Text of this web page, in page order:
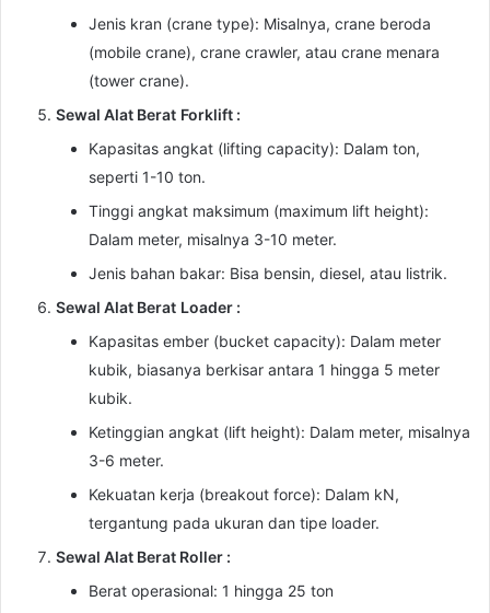
Jenis kran (crane type): Misalnya, crane beroda
(mobile crane), crane crawler, atau crane menara
(tower crane).
Sewal Alat Berat Forklift :
Kapasitas angkat (lifting capacity): Dalam ton,
seperti 1-10 ton.
Tinggi angkat maksimum (maximum lift height):
Dalam meter, misalnya 3-10 meter.
Jenis bahan bakar: Bisa bensin, diesel, atau listrik.
Sewal Alat Berat Loader :
Kapasitas ember (bucket capacity): Dalam meter
kubik, biasanya berkisar antara 1 hingga 5 meter
kubik.
Ketinggian angkat (lift height): Dalam meter, misalnya
3-6 meter.
Kekuatan kerja (breakout force): Dalam kN,
tergantung pada ukuran dan tipe loader.
Sewal Alat Berat Roller :
Berat operasional: 1 hingga 25 ton